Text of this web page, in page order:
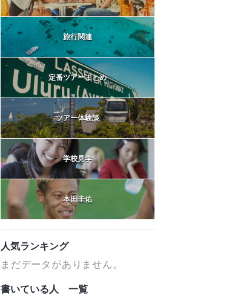
旅行関連
定番ツアーまとめ
ツアー体験談
学校見学
本田圭佑
人気ランキング
まだデータがありません。
書いている人 一覧